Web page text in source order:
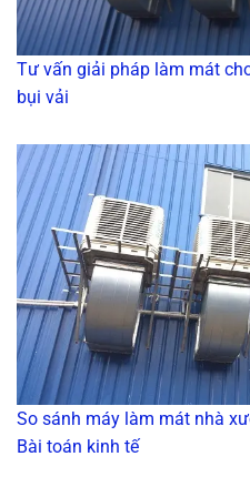
Tư vấn giải pháp làm mát
bụi vải
So sánh máy làm mát nhà
Bài toán kinh tế